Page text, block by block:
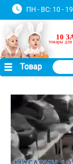
ПН - ВС: 10 - 19
10
товары
Товар